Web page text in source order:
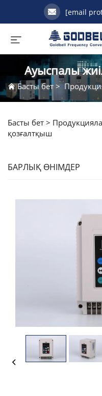
[email
Ауыспалы
Басты бет >
Басты бет >
қозғалтқыш
БАРЛЫҚ ӨНІМДЕР